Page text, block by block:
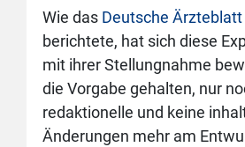
Wie das Deutsche
berichtete, hat sich diese
mit ihrer Stellungnahme
die Vorgabe gehalten, nur
redaktionelle und keine
Änderungen mehr am